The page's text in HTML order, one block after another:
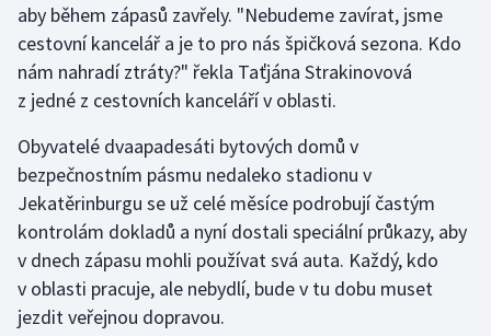
Veslování
Vodní slalom
Volejbal
Ostatní
aby během zápasů zavřely. "Nebudeme zavírat, jsme
cestovní kancelář a je to pro nás špičková sezona. Kdo
nám nahradí ztráty?" řekla Taťjána Strakinovová
z jedné z cestovních kanceláří v oblasti.
Obyvatelé dvaapadesáti bytových domů v
bezpečnostním pásmu nedaleko stadionu v
Jekatěrinburgu se už celé měsíce podrobují častým
kontrolám dokladů a nyní dostali speciální průkazy, aby
v dnech zápasu mohli používat svá auta. Každý, kdo
v oblasti pracuje, ale nebydlí, bude v tu dobu muset
jezdit veřejnou dopravou.